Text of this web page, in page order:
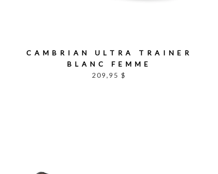
CAMBRIAN ULTRA TRAINER
BLANC FEMME
209,95 $